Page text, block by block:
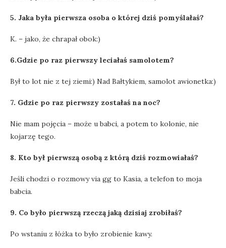
5. Jaka była pierwsza osoba o której dziś pomyślałaś?
K. – jako, że chrapał obok:)
6.Gdzie po raz pierwszy leciałaś samolotem?
Był to lot nie z tej ziemi:) Nad Bałtykiem, samolot awionetka:)
7. Gdzie po raz pierwszy zostałaś na noc?
Nie mam pojęcia – może u babci, a potem to kolonie, nie
kojarzę tego.
8. Kto był pierwszą osobą z którą dziś rozmowiałaś?
Jeśli chodzi o rozmowy via gg to Kasia, a telefon to moja
babcia.
9. Co było pierwszą rzeczą jaką dzisiaj zrobiłaś?
Po wstaniu z łóżka to było zrobienie kawy.